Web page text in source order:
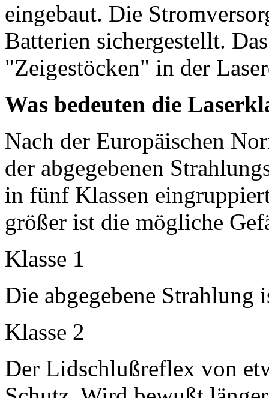
eingebaut. Die
Batterien sichergestellt.
"Zeigestöcken" in der
Was bedeuten die
Nach der Europäischen
der abgegebenen
in fünf Klassen
größer ist die mögliche
Klasse 1
Die abgegebene Strahlung
Klasse 2
Der Lidschlußreflex von